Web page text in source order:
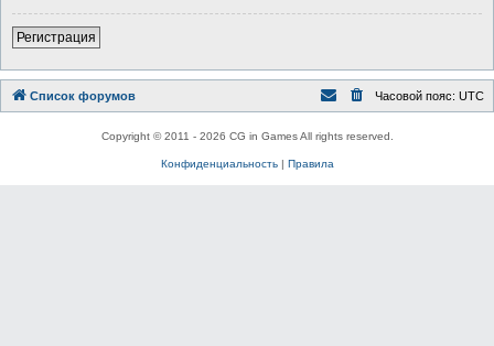
Регистрация
Список форумов Часовой пояс: UTC
Copyright © 2011 - 2026 CG in Games All rights reserved.
Конфиденциальность| Правила